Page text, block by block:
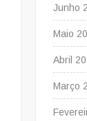
Junho
Maio
Abril
Março